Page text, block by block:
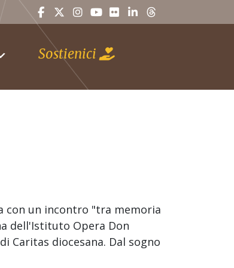
Sostienici
con un incontro "tra memoria
dell'Istituto Opera Don
Caritas diocesana. Dal sogno